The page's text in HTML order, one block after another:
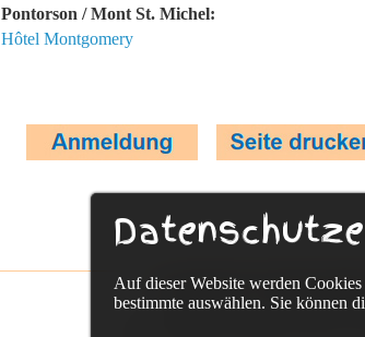
Pontorson / Mont St. Michel:
Hôtel Montgomery
Sackmann
Auf dieser Website werden
bestimmte auswählen. Sie können